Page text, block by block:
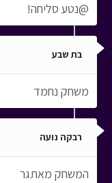
@נטע סליחה!
בת שבע
משחק נחמד
רבקה נועה
המשחק מאתגר